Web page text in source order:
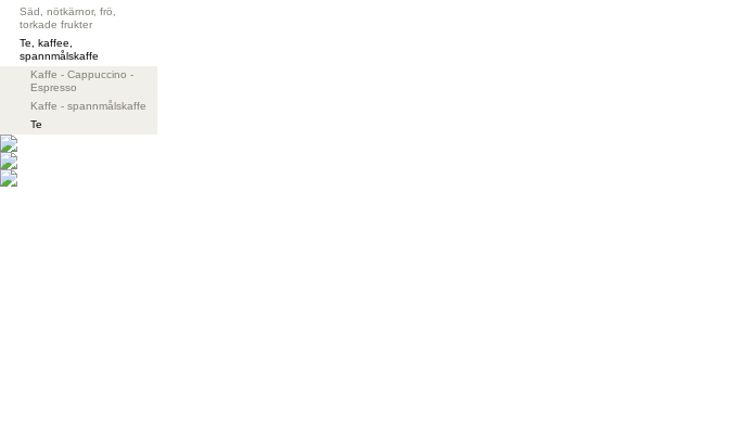
Säd, nötkärnor, frö,
torkade frukter
Te, kaffee,
spannmålskaffe
Kaffe - Cappuccino -
Espresso
Kaffe - spannmålskaffe
Te